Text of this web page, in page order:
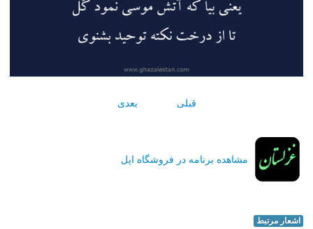
قبلی بعدی
مشاهده برنامه در فروشگاه اپل
اشعار مرتبط